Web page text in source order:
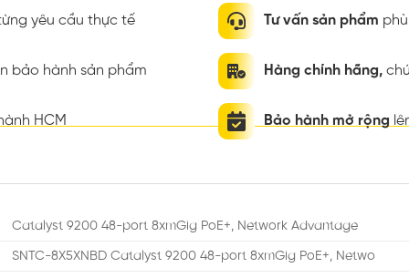
yêu cầu thực tế
bảo hành sản phẩm
HCM
Tư vấn sản phẩm
Hàng chính hãng,
Bảo hành mở rộng
Catalyst 9200 48-port 8xmGig PoE+, Network Advantage
SNTC-8X5XNBD Catalyst 9200 48-port 8xmGig PoE+, Netwo